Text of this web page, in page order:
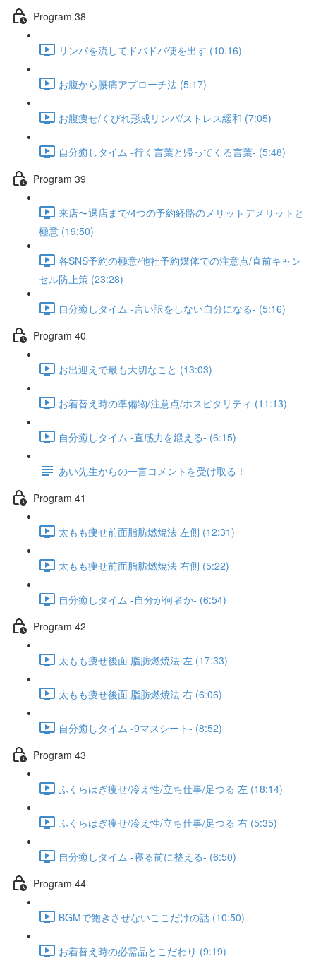
Program 38
リンパを流してドバドバ便を出す (10:16)
お腹から腰痛アプローチ法 (5:17)
お腹痩せ/くびれ形成リンパ/ストレス緩和 (7:05)
自分癒しタイム -行く言葉と帰ってくる言葉- (5:48)
Program 39
来店〜退店まで/4つの予約経路のメリットデメリットと
極意 (19:50)
各SNS予約の極意/他社予約媒体での注意点/直前キャン
セル防止策 (23:28)
自分癒しタイム -言い訳をしない自分になる- (5:16)
Program 40
お出迎えで最も大切なこと (13:03)
お着替え時の準備物/注意点/ホスピタリティ (11:13)
自分癒しタイム -直感力を鍛える- (6:15)
あい先生からの一言コメントを受け取る！
Program 41
太もも痩せ前面脂肪燃焼法 左側 (12:31)
太もも痩せ前面脂肪燃焼法 右側 (5:22)
自分癒しタイム -自分が何者か- (6:54)
Program 42
太もも痩せ後面 脂肪燃焼法 左 (17:33)
太もも痩せ後面 脂肪燃焼法 右 (6:06)
自分癒しタイム -9マスシート- (8:52)
Program 43
ふくらはぎ痩せ/冷え性/立ち仕事/足つる 左 (18:14)
ふくらはぎ痩せ/冷え性/立ち仕事/足つる 右 (5:35)
自分癒しタイム -寝る前に整える- (6:50)
Program 44
BGMで飽きさせないここだけの話 (10:50)
お着替え時の必需品とこだわり (9:19)